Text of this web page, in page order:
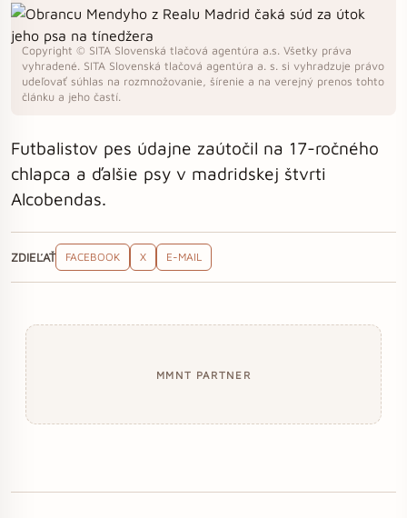
Copyright © SITA Slovenská tlačová agentúra a.s. Všetky práva
vyhradené. SITA Slovenská tlačová agentúra a. s. si vyhradzuje právo
udeľovať súhlas na rozmnožovanie, šírenie a na verejný prenos tohto
článku a jeho častí.
Futbalistov pes údajne zaútočil na 17-ročného
chlapca a ďalšie psy v madridskej štvrti
Alcobendas.
ZDIEĽAŤ FACEBOOK X E-MAIL
MMNT PARTNER